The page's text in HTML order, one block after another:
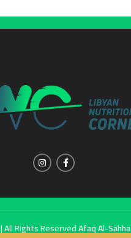
Rights ReservedAfaq Al-Sahha